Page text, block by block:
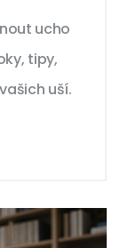
ucho
tipy,
uší.